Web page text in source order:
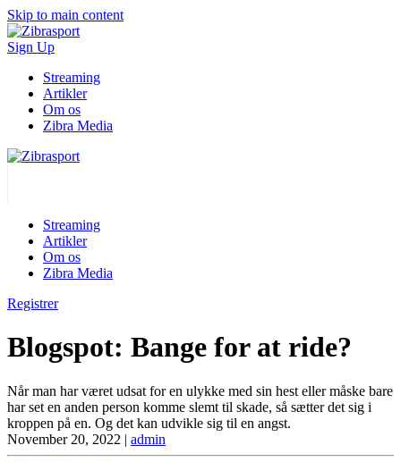
Skip to main content
Sign Up
Streaming
Artikler
Om os
Zibra Media
Streaming
Artikler
Om os
Zibra Media
Registrer
Blogspot: Bange for at ride?
Når man har været udsat for en ulykke med sin hest eller måske bare
har set en anden person komme slemt til skade, så sætter det sig i
kroppen på en. Og det kan udvikle sig til en angst.
November 20, 2022 | admin